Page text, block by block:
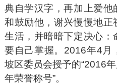
典自学汉字，再加上爱
和鼓励他，谢兴慢慢地正
生活，并暗暗下定决心：
要自己掌握。2016年4月
坡区委员会授予的“2016
年荣誉称号”。